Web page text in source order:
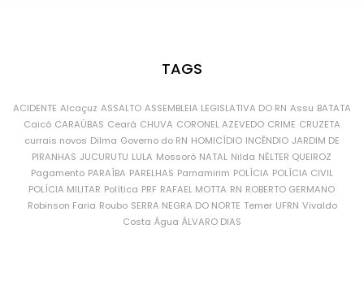
TAGS
ACIDENTE Alcaçuz ASSALTO ASSEMBLEIA LEGISLATIVA DO RN Assu BATATA
Caicó CARAÚBAS Ceará CHUVA CORONEL AZEVEDO CRIME CRUZETA
currais novos Dilma Governo do RN HOMICÍDIO INCÊNDIO JARDIM DE
PIRANHAS JUCURUTU LULA Mossoró NATAL Nilda NÉLTER QUEIROZ
Pagamento PARAÍBA PARELHAS Parnamirim POLÍCIA POLÍCIA CIVIL
POLÍCIA MILITAR Política PRF RAFAEL MOTTA RN ROBERTO GERMANO
Robinson Faria Roubo SERRA NEGRA DO NORTE Temer UFRN Vivaldo
Costa Água ÁLVARO DIAS